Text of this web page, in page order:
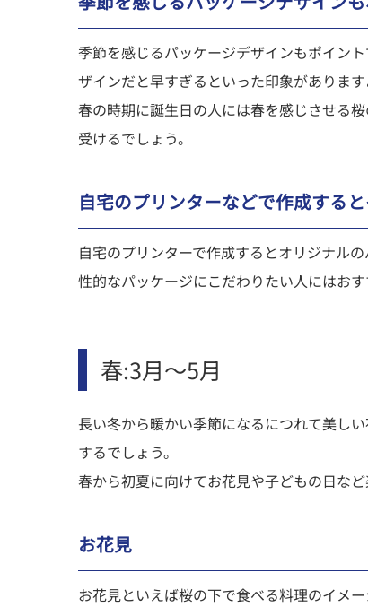
季節を感じるパッケージデザインもポイン
ザインだと早すぎるといった印象があります
春の時期に誕生日の人には春を感じさせる
受けるでしょう。
自宅のプリンターなどで作成する
自宅のプリンターで作成するとオリジナル
性的なパッケージにこだわりたい人にはおす
春:3月～5月
長い冬から暖かい季節になるにつれて美し
するでしょう。
春から初夏に向けてお花見や子どもの日な
お花見
お花見といえば桜の下で食べる料理のイメ